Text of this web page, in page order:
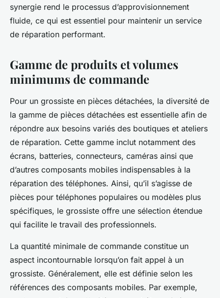
synergie rend le processus d’approvisionnement
fluide, ce qui est essentiel pour maintenir un service
de réparation performant.
Gamme de produits et volumes
minimums de commande
Pour un grossiste en pièces détachées, la diversité de
la gamme de pièces détachées est essentielle afin de
répondre aux besoins variés des boutiques et ateliers
de réparation. Cette gamme inclut notamment des
écrans, batteries, connecteurs, caméras ainsi que
d’autres composants mobiles indispensables à la
réparation des téléphones. Ainsi, qu’il s’agisse de
pièces pour téléphones populaires ou modèles plus
spécifiques, le grossiste offre une sélection étendue
qui facilite le travail des professionnels.
La quantité minimale de commande constitue un
aspect incontournable lorsqu’on fait appel à un
grossiste. Généralement, elle est définie selon les
références des composants mobiles. Par exemple,